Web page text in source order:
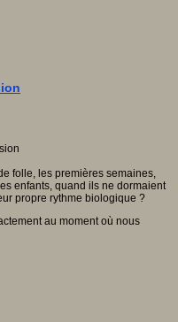
folle, les premières semaines,
enfants, quand ils ne dormaient
propre rythme biologique ?
au moment où nous